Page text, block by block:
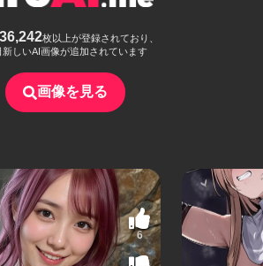
枚以上が登録されており、
新しいAI画像が追加されています
画像を見る
6